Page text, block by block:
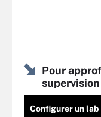
Pour
Configurer un